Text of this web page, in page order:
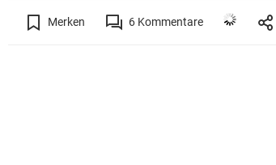
Merken 6Kommentare